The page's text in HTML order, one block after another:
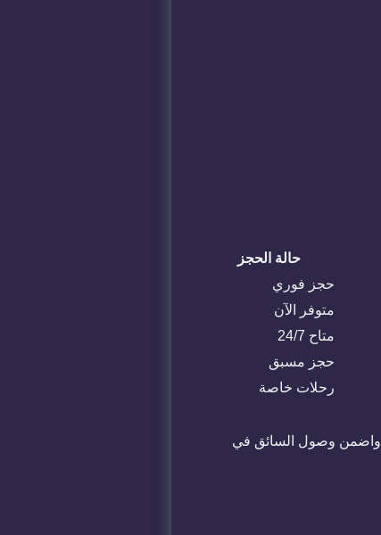
حالة الحجز
حجز فوري
متوفر الآن
متاح 24/7
حجز مسبق
رحلات خاصة
واضمن وصول السائق في